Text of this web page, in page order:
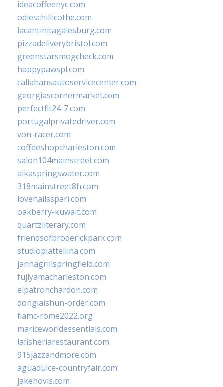
ideacoffeenyc.com
odieschillicothe.com
lacantinitagalesburg.com
pizzadeliverybristol.com
greenstarsmogcheck.com
happypawspl.com
callahansautoservicecenter.com
georgiascornermarket.com
perfectfit24-7.com
portugalprivatedriver.com
von-racer.com
coffeeshopcharleston.com
salon104mainstreet.com
alkaspringswater.com
318mainstreet8h.com
lovenailsspari.com
oakberry-kuwait.com
quartzliterary.com
friendsofbroderickpark.com
studiopiattellina.com
jannagrillspringfield.com
fujiyamacharleston.com
elpatronchardon.com
donglaishun-order.com
fiamc-rome2022.org
mariceworldessentials.com
lafisheriarestaurant.com
915jazzandmore.com
aguadulce-countryfair.com
jakehovis.com